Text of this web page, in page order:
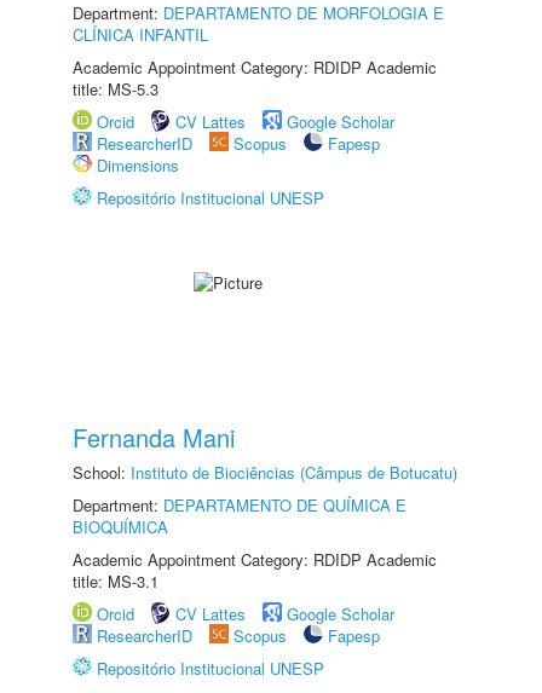
Department: DEPARTAMENTO DE MORFOLOGIA E
CLÍNICA INFANTIL
Academic Appointment Category: RDIDP Academic
title: MS-5.3
Orcid
CV Lattes
Google Scholar
ResearcherID
Scopus
Fapesp
Dimensions
Repositório Institucional UNESP
Fernanda Mani
School: Instituto de Biociências (Câmpus de Botucatu)
Department: DEPARTAMENTO DE QUÍMICA E
BIOQUÍMICA
Academic Appointment Category: RDIDP Academic
title: MS-3.1
Orcid
CV Lattes
Google Scholar
ResearcherID
Scopus
Fapesp
Repositório Institucional UNESP